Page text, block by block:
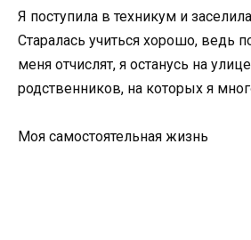
Я поступила в техникум и
Старалась учиться хорошо, ведь
меня отчислят, я останусь на
родственников, на которых я
Моя самостоятельная жизнь